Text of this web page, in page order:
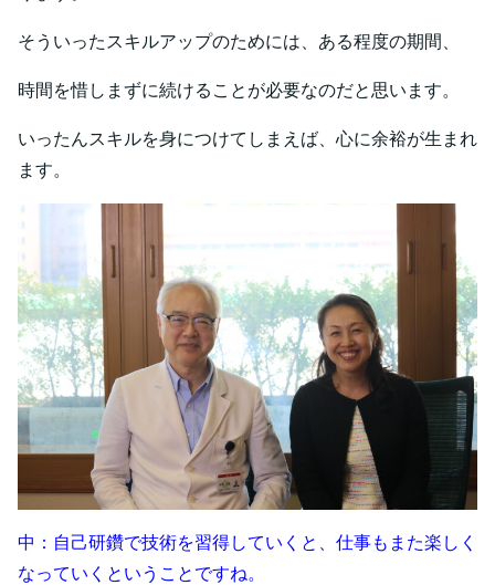
そういったスキルアップのためには、ある程度の期間、
時間を惜しまずに続けることが必要なのだと思います。
いったんスキルを身につけてしまえば、心に余裕が生まれ
ます。
中：自己研鑽で技術を習得していくと、仕事もまた楽しく
なっていくということですね。